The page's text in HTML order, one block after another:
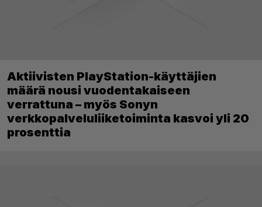
Aktiivisten PlayStation-käyttäjien
määrä nousi vuodentakaiseen
verrattuna – myös Sonyn
verkkopalveluliiketoiminta kasvoi yli 20
prosenttia